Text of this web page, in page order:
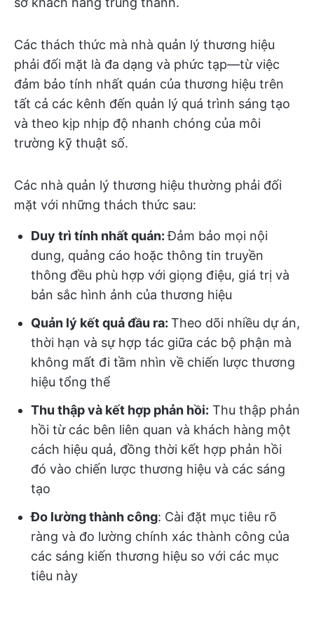
Các thách thức mà nhà quản lý thương hiệu
phải đối mặt là đa dạng và phức tạp—từ việc
đảm bảo tính nhất quán của thương hiệu trên
tất cả các kênh đến quản lý quá trình sáng tạo
và theo kịp nhịp độ nhanh chóng của môi
trường kỹ thuật số.
Các nhà quản lý thương hiệu thường phải đối
mặt với những thách thức sau:
Duy trì tính nhất quán:Đảm bảo mọi nội
dung, quảng cáo hoặc thông tin truyền
thông đều phù hợp với giọng điệu, giá trị và
bản sắc hình ảnh của thương hiệu
Quản lý kết quả đầu ra: Theo dõi nhiều dự án,
thời hạn và sự hợp tác giữa các bộ phận mà
không mất đi tầm nhìn về chiến lược thương
hiệu tổng thể
Thu thập và kết hợp phản hồi: Thu thập phản
hồi từ các bên liên quan và khách hàng một
cách hiệu quả, đồng thời kết hợp phản hồi
đó vào chiến lược thương hiệu và các sáng
tạo
Đo lường thành công: Cài đặt mục tiêu rõ
ràng và đo lường chính xác thành công của
các sáng kiến thương hiệu so với các mục
tiêu này